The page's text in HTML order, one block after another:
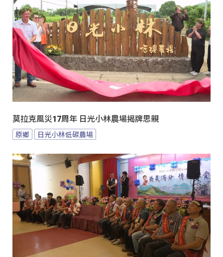
莫拉克風災17周年 日光小林農場揭牌思親
原鄉 日光小林低碳農場